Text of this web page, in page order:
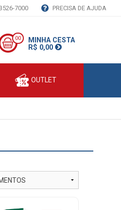
7000 PRECISA DE AJUDA
00
MINHA CESTA
R$ 0,00
OUTLET